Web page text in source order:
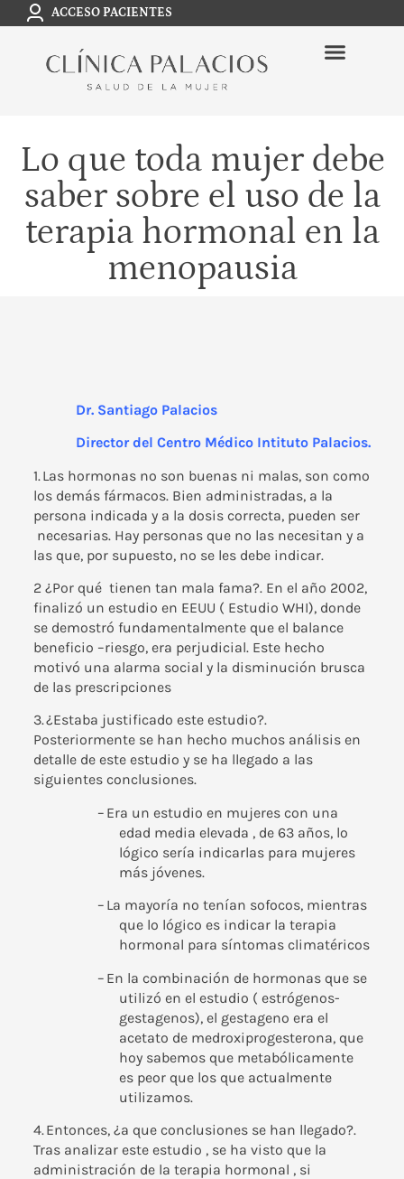
ACCESO PACIENTES
Lo que toda mujer debe
saber sobre el uso de la
terapia hormonal en la
menopausia
Dr. Santiago Palacios
Director del Centro Médico Intituto Palacios.
1. Las hormonas no son buenas ni malas, son como
los demás fármacos. Bien administradas, a la
persona indicada y a la dosis correcta, pueden ser
necesarias. Hay personas que no las necesitan y a
las que, por supuesto, no se les debe indicar.
2 ¿Por qué tienen tan mala fama?. En el año 2002,
finalizó un estudio en EEUU ( Estudio WHI), donde
se demostró fundamentalmente que el balance
beneficio –riesgo, era perjudicial. Este hecho
motivó una alarma social y la disminución brusca
de las prescripciones
3.¿Estaba justificado este estudio?.
Posteriormente se han hecho muchos análisis en
detalle de este estudio y se ha llegado a las
siguientes conclusiones.
– Era un estudio en mujeres con una
edad media elevada , de 63 años, lo
lógico sería indicarlas para mujeres
más jóvenes.
– La mayoría no tenían sofocos, mientras
que lo lógico es indicar la terapia
hormonal para síntomas climatéricos
– En la combinación de hormonas que se
utilizó en el estudio ( estrógenos-
gestagenos), el gestageno era el
acetato de medroxiprogesterona, que
hoy sabemos que metabólicamente
es peor que los que actualmente
utilizamos.
4.Entonces, ¿a que conclusiones se han llegado?.
Tras analizar este estudio , se ha visto que la
administración de la terapia hormonal , si